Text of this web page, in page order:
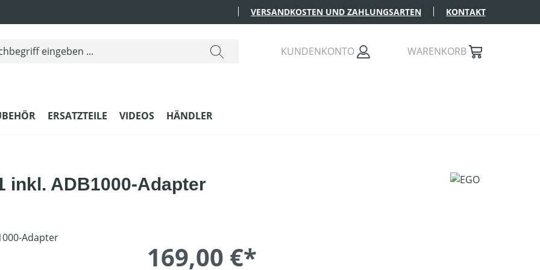
VERSANDKOSTEN UND ZAHLUNGSARTEN KONTAKT
KUNDENKONTO WARENKORB
ERSATZTEILE VIDEOS HÄNDLER
inkl. ADB1000-Adapter
169,00 €*